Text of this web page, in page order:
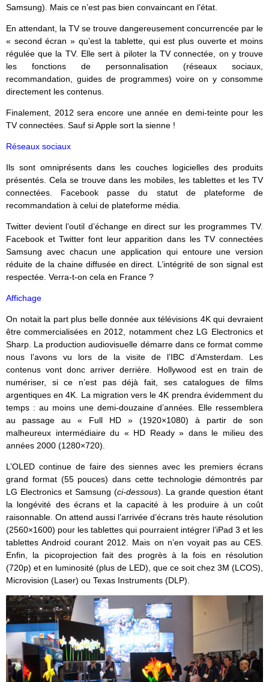
Samsung). Mais ce n’est pas bien convaincant en l’état.
En attendant, la TV se trouve dangereusement concurrencée par le
« second écran » qu’est la tablette, qui est plus ouverte et moins
régulée que la TV. Elle sert à piloter la TV connectée, on y trouve
les fonctions de personnalisation (réseaux sociaux,
recommandation, guides de programmes) voire on y consomme
directement les contenus.
Finalement, 2012 sera encore une année en demi-teinte pour les
TV connectées. Sauf si Apple sort la sienne !
Réseaux sociaux
Ils sont omniprésents dans les couches logicielles des produits
présentés. Cela se trouve dans les mobiles, les tablettes et les TV
connectées. Facebook passe du statut de plateforme de
recommandation à celui de plateforme média.
Twitter devient l’outil d’échange en direct sur les programmes TV.
Facebook et Twitter font leur apparition dans les TV connectées
Samsung avec chacun une application qui entoure une version
réduite de la chaine diffusée en direct. L’intégrité de son signal est
respectée. Verra-t-on cela en France ?
Affichage
On notait la part plus belle donnée aux télévisions 4K qui devraient
être commercialisées en 2012, notamment chez LG Electronics et
Sharp. La production audiovisuelle démarre dans ce format comme
nous l’avons vu lors de la visite de l’IBC d’Amsterdam. Les
contenus vont donc arriver derrière. Hollywood est en train de
numériser, si ce n’est pas déjà fait, ses catalogues de films
argentiques en 4K. La migration vers le 4K prendra évidemment du
temps : au moins une demi-douzaine d’années. Elle ressemblera
au passage au « Full HD » (1920×1080) à partir de son
malheureux intermédiaire du « HD Ready » dans le milieu des
années 2000 (1280×720).
L’OLED continue de faire des siennes avec les premiers écrans
grand format (55 pouces) dans cette technologie démontrés par
LG Electronics et Samsung (ci-dessous). La grande question étant
la longévité des écrans et la capacité à les produire à un coût
raisonnable. On attend aussi l’arrivée d’écrans très haute résolution
(2560×1600) pour les tablettes qui pourraient intégrer l’iPad 3 et les
tablettes Android courant 2012. Mais on n’en voyait pas au CES.
Enfin, la picoprojection fait des progrès à la fois en résolution
(720p) et en luminosité (plus de LED), que ce soit chez 3M (LCOS),
Microvision (Laser) ou Texas Instruments (DLP).